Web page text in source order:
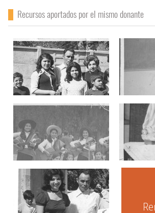
Recursos aportados por el mismo donante